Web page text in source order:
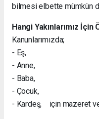
bilmesi elbette mümkün
Hangi Yakınlarımız İçin
Kanunlarımızda;
- Eş,
- Anne,
- Baba,
- Çocuk,
- Kardeş, için mazeret